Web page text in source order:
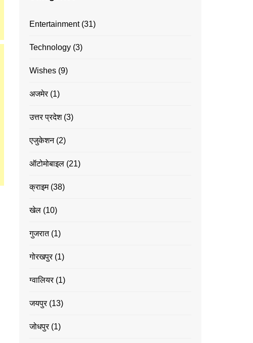
Entertainment(31)
Technology (3)
Wishes (9)
अजमेर(1)
उत्तर प्रदेश(3)
एजुकेशन(2)
ऑटोमोबाइल (21)
क्राइम(38)
खेल (10)
गुजरात(1)
गोरखपुर(1)
ग्वालियर(1)
जयपुर(13)
जोधपुर(1)